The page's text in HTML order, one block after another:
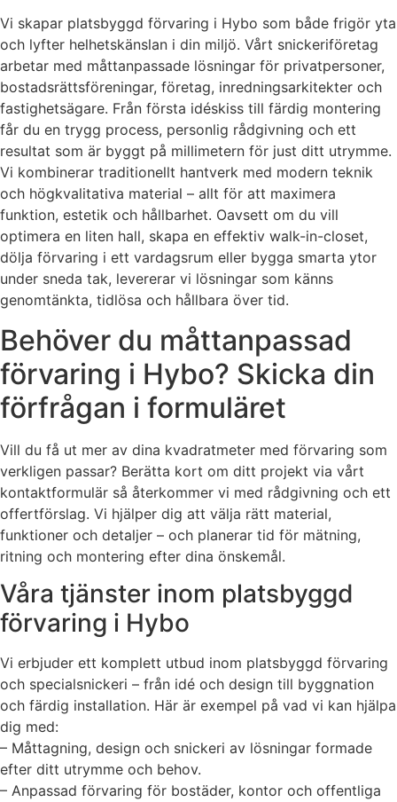
Vi skapar platsbyggd förvaring i Hybo som både frigör yta
och lyfter helhetskänslan i din miljö. Vårt snickeriföretag
arbetar med måttanpassade lösningar för privatpersoner,
bostadsrättsföreningar, företag, inredningsarkitekter och
fastighetsägare. Från första idéskiss till färdig montering
får du en trygg process, personlig rådgivning och ett
resultat som är byggt på millimetern för just ditt utrymme.
Vi kombinerar traditionellt hantverk med modern teknik
och högkvalitativa material – allt för att maximera
funktion, estetik och hållbarhet. Oavsett om du vill
optimera en liten hall, skapa en effektiv walk-in-closet,
dölja förvaring i ett vardagsrum eller bygga smarta ytor
under sneda tak, levererar vi lösningar som känns
genomtänkta, tidlösa och hållbara över tid.
Behöver du måttanpassad
förvaring i Hybo? Skicka din
förfrågan i formuläret
Vill du få ut mer av dina kvadratmeter med förvaring som
verkligen passar? Berätta kort om ditt projekt via vårt
kontaktformulär så återkommer vi med rådgivning och ett
offertförslag. Vi hjälper dig att välja rätt material,
funktioner och detaljer – och planerar tid för mätning,
ritning och montering efter dina önskemål.
Våra tjänster inom platsbyggd
förvaring i Hybo
Vi erbjuder ett komplett utbud inom platsbyggd förvaring
och specialsnickeri – från idé och design till byggnation
och färdig installation. Här är exempel på vad vi kan hjälpa
dig med:
– Måttagning, design och snickeri av lösningar formade
efter ditt utrymme och behov.
– Anpassad förvaring för bostäder, kontor och offentliga